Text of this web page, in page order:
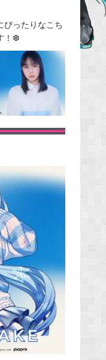
ぴったりなこち
！❆